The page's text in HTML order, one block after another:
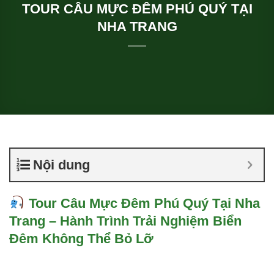
TOUR CÂU MỰC ĐÊM PHÚ QUÝ TẠI
NHA TRANG
Nội dung
Tour Câu Mực Đêm Phú Quý Tại Nha
Trang – Hành Trình Trải Nghiệm Biển
Đêm Không Thể Bỏ Lỡ